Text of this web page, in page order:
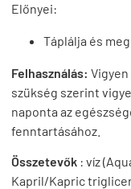
Előnyei:
Táplálja és
Felhasználás:
szükség szerint
naponta az
fenntartásához.
Összetevők : víz
Kapril/Kapric